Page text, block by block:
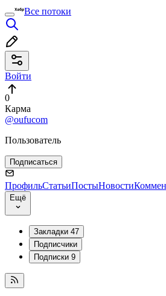
Все потоки
Войти
0
Карма
@oufucom
Пользователь
Подписаться
ПрофильСтатьиПостыНовости
Ещё
Закладки 47
Подписчики
Подписки 9